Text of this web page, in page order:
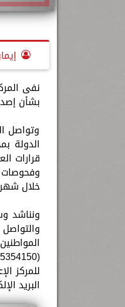
نفى
بشأن
وتواصل
الدولة
قرارات
خلال شهر
ونناشد
البريد